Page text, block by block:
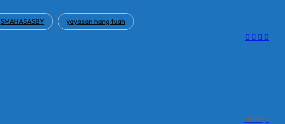
SMAHASASBY yayasan hang tuah
NEXT